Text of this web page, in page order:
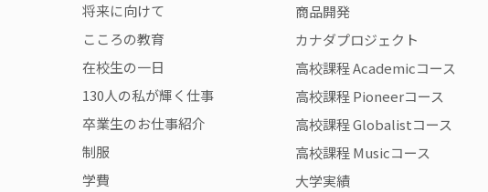
将来に向けて
こころの教育
在校生の一日
130人の私が輝く仕事
卒業生のお仕事紹介
制服
学費
商品開発
カナダプロジェクト
高校課程 Academicコース
高校課程 Pioneerコース
高校課程 Globalistコース
高校課程 Musicコース
大学実績